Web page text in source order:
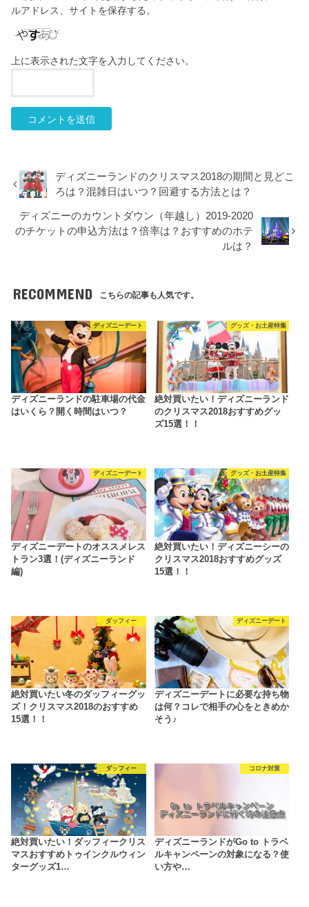
ルアドレス、サイトを保存する。
上に表示された文字を入力してください。
ディズニーランドのクリスマス2018の期間と見どこ
ろは？混雑日はいつ？回避する方法とは？
ディズニーのカウントダウン（年越し）2019-2020
のチケットの申込方法は？倍率は？おすすめのホテ
ルは？
RECOMMEND こちらの記事も人気です。
ディズニーデート
ディズニーランドの駐車場の代金
はいくら？開く時間はいつ？
グッズ・お土産特集
絶対買いたい！ディズニーランド
のクリスマス2018おすすめグッ
ズ15選！！
ディズニーデート
ディズニーデートのオススメレス
トラン3選！(ディズニーランド
編)
グッズ・お土産特集
絶対買いたい！ディズニーシーの
クリスマス2018おすすめグッズ
15選！！
ダッフィー
絶対買いたい冬のダッフィーグッ
ズ！クリスマス2018のおすすめ
15選！！
ディズニーデート
ディズニーデートに必要な持ち物
は何？コレで相手の心をときめか
そう♪
ダッフィー
絶対買いたい！ダッフィークリス
マスおすすめトゥインクルウィン
ターグッズ1…
コロナ対策
ディズニーランドがGo to トラベ
ルキャンペーンの対象になる？使
い方や…